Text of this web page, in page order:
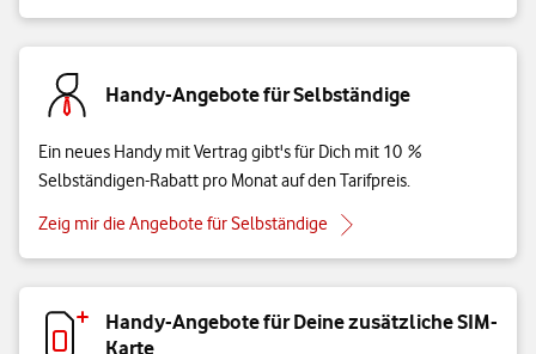
Handy-Angebote für Selbständige
Ein neues Handy mit Vertrag gibt's für Dich mit 10 %
Selbständigen-Rabatt pro Monat auf den Tarifpreis.
Zeig mir die Angebote für Selbständige
Handy-Angebote für Deine zusätzliche SIM-
Karte